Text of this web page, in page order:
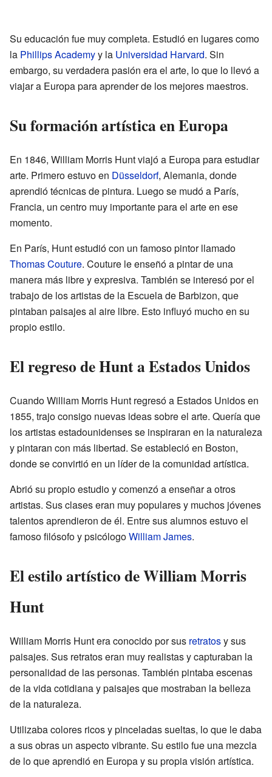
Su educación fue muy completa. Estudió en lugares como
la Phillips Academyy la Universidad Harvard. Sin
embargo, su verdadera pasión era el arte, lo que lo llevó a
viajar a Europa para aprender de los mejores maestros.
Su formación artística en Europa
En 1846, William Morris Hunt viajó a Europa para estudiar
arte. Primero estuvo en Düsseldorf, Alemania, donde
aprendió técnicas de pintura. Luego se mudó a París,
Francia, un centro muy importante para el arte en ese
momento.
En París, Hunt estudió con un famoso pintor llamado
Thomas Couture. Couture le enseñó a pintar de una
manera más libre y expresiva. También se interesó por el
trabajo de los artistas de la Escuela de Barbizon, que
pintaban paisajes al aire libre. Esto influyó mucho en su
propio estilo.
El regreso de Hunt a Estados Unidos
Cuando William Morris Hunt regresó a Estados Unidos en
1855, trajo consigo nuevas ideas sobre el arte. Quería que
los artistas estadounidenses se inspiraran en la naturaleza
y pintaran con más libertad. Se estableció en Boston,
donde se convirtió en un líder de la comunidad artística.
Abrió su propio estudio y comenzó a enseñar a otros
artistas. Sus clases eran muy populares y muchos jóvenes
talentos aprendieron de él. Entre sus alumnos estuvo el
famoso filósofo y psicólogoWilliam James.
El estilo artístico de William Morris
Hunt
William Morris Hunt era conocido por sus retratosy sus
paisajes. Sus retratos eran muy realistas y capturaban la
personalidad de las personas. También pintaba escenas
de la vida cotidiana y paisajes que mostraban la belleza
de la naturaleza.
Utilizaba colores ricos y pinceladas sueltas, lo que le daba
a sus obras un aspecto vibrante. Su estilo fue una mezcla
de lo que aprendió en Europa y su propia visión artística.